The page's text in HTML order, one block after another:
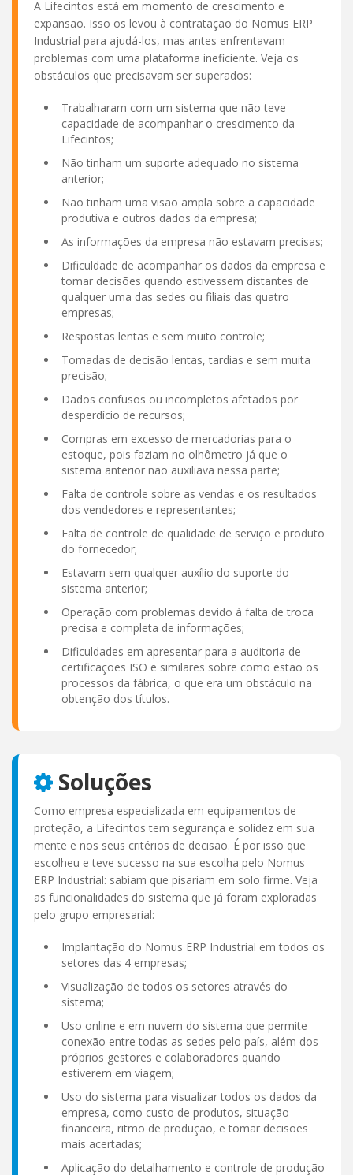
A Lifecintos está em momento de crescimento e
expansão. Isso os levou à contratação do Nomus ERP
Industrial para ajudá-los, mas antes enfrentavam
problemas com uma plataforma ineficiente. Veja os
obstáculos que precisavam ser superados:
Trabalharam com um sistema que não teve
capacidade de acompanhar o crescimento da
Lifecintos;
Não tinham um suporte adequado no sistema
anterior;
Não tinham uma visão ampla sobre a capacidade
produtiva e outros dados da empresa;
As informações da empresa não estavam precisas;
Dificuldade de acompanhar os dados da empresa e
tomar decisões quando estivessem distantes de
qualquer uma das sedes ou filiais das quatro
empresas;
Respostas lentas e sem muito controle;
Tomadas de decisão lentas, tardias e sem muita
precisão;
Dados confusos ou incompletos afetados por
desperdício de recursos;
Compras em excesso de mercadorias para o
estoque, pois faziam no olhômetro já que o
sistema anterior não auxiliava nessa parte;
Falta de controle sobre as vendas e os resultados
dos vendedores e representantes;
Falta de controle de qualidade de serviço e produto
do fornecedor;
Estavam sem qualquer auxílio do suporte do
sistema anterior;
Operação com problemas devido à falta de troca
precisa e completa de informações;
Dificuldades em apresentar para a auditoria de
certificações ISO e similares sobre como estão os
processos da fábrica, o que era um obstáculo na
obtenção dos títulos.
Soluções
Como empresa especializada em equipamentos de
proteção, a Lifecintos tem segurança e solidez em sua
mente e nos seus critérios de decisão. É por isso que
escolheu e teve sucesso na sua escolha pelo Nomus
ERP Industrial: sabiam que pisariam em solo firme. Veja
as funcionalidades do sistema que já foram exploradas
pelo grupo empresarial:
Implantação do Nomus ERP Industrial em todos os
setores das 4 empresas;
Visualização de todos os setores através do
sistema;
Uso online e em nuvem do sistema que permite
conexão entre todas as sedes pelo país, além dos
próprios gestores e colaboradores quando
estiverem em viagem;
Uso do sistema para visualizar todos os dados da
empresa, como custo de produtos, situação
financeira, ritmo de produção, e tomar decisões
mais acertadas;
Aplicação do detalhamento e controle de produção